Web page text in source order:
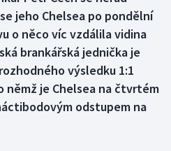
jeho Chelsea po pondělní
o něco víc vzdálila vidina
brankářská jednička je
výsledku 1:1
němž je Chelsea na čtvrtém
odstupem na